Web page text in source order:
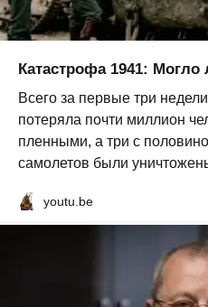
Катастрофа 1941:
Всего за первые три
потеряла почти миллион
пленными, а три с
самолетов были
youtu.be